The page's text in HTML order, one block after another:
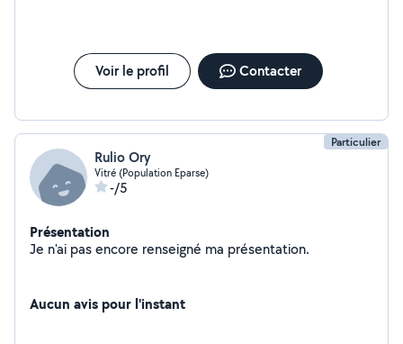
Voir le profil Contacter
Particulier
Rulio Ory
Vitré (Population Eparse)
-/5
Présentation
Je n'ai pas encore renseigné ma présentation.
Aucun avis pour l'instant